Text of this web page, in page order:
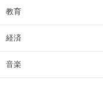
教育
経済
音楽